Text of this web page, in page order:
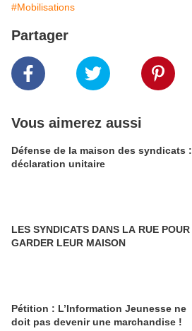
#Mobilisations
Partager
Vous aimerez aussi
Défense de la maison des syndicats :
déclaration unitaire
LES SYNDICATS DANS LA RUE POUR
GARDER LEUR MAISON
Pétition : L’Information Jeunesse ne
doit pas devenir une marchandise !